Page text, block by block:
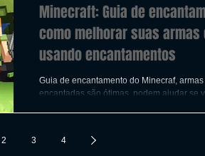
Minecraft: Guia de
como melhorar suas armas
usando encantamentos
Guia de encantamento do Minecraf, armas
encantadas são ótimas, podem ajudar se
2 3 4